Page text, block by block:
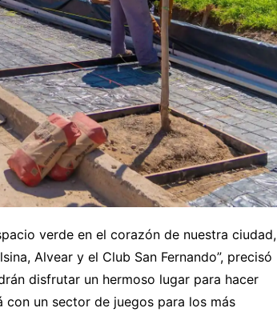
verde en el corazón de nuestra ciudad,
Alvear y el Club San Fernando”, precisó
disfrutar un hermoso lugar para hacer
un sector de juegos para los más